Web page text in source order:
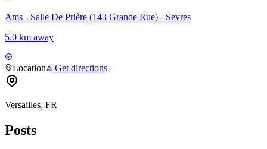
Ams - Salle De Prière (143 Grande Rue) - Sevres
5.0 km away
Location Get directions
Versailles, FR
Posts